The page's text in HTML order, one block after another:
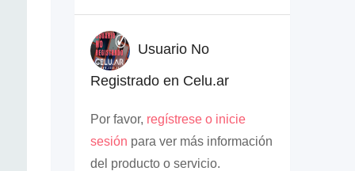
Usuario No
Registrado en Celu.ar
Por favor, regístrese o inicie
sesión para ver más información
del producto o servicio.